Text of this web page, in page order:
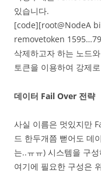
있습니다.
[code][root@NodeA
removetoken
삭제하고자 하는 노드
토큰을 이용하여 강제
데이터 Fail Over 전략
사실 이름은 멋있지만
드 한두개쯤 뻗어도 데
는..ㅠㅠ) 시스템을 구
여기에 필요한 구성은